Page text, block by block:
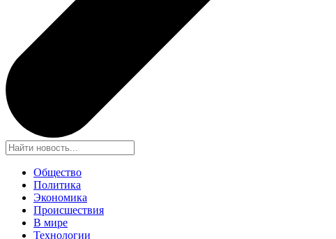
Общество
Политика
Экономика
Происшествия
В мире
Технологии